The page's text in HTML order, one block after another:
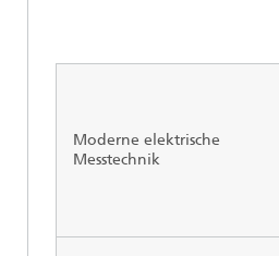
Moderne elektrische
Messtechnik